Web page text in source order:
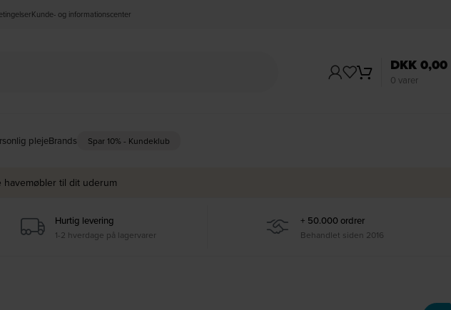
Kunde- og informationscenter
0 varer
DKK0,00
plejeBrands Spar 10% - Kundeklub
havemøbler til dit uderum
Hurtig levering
1-2 hverdage på lagervarer
+ 50.000 ordrer
Behandlet siden 2016